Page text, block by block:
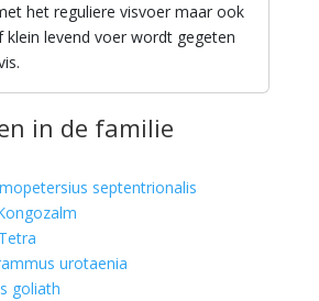
het reguliere visvoer maar ook
klein levend voer wordt gegeten
in de familie
septentrionalis
urotaenia
goliath